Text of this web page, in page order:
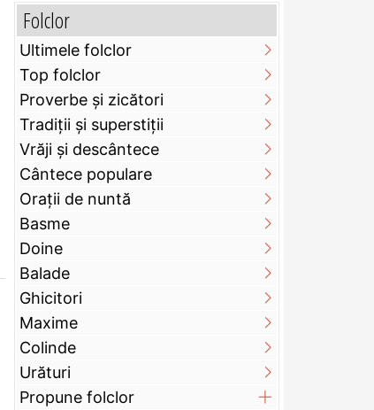
Folclor
Ultimele folclor
Top folclor
Proverbe și zicători
Tradiții și superstiții
Vrăji și descântece
Cântece populare
Orații de nuntă
Basme
Doine
Balade
Ghicitori
Maxime
Colinde
Urături
Propune folclor